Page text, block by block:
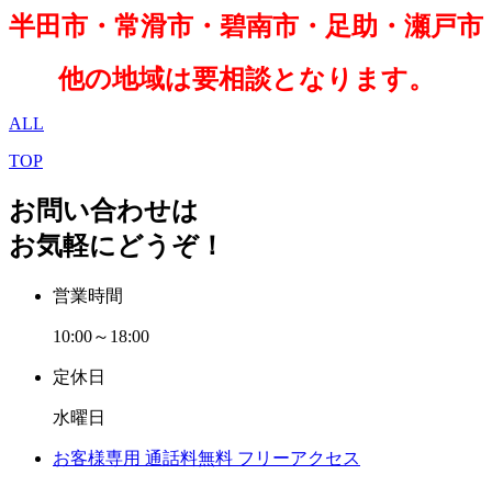
半田市・常滑市・碧南市・足助・瀬戸市
他の地域は要相談となります。
ALL
TOP
お問い合わせは
お気軽にどうぞ！
営業時間
10:00～18:00
定休日
水曜日
お客様専用 通話料無料 フリーアクセス